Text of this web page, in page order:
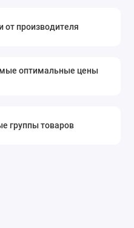
от производителя
оптимальные цены
группы товаров